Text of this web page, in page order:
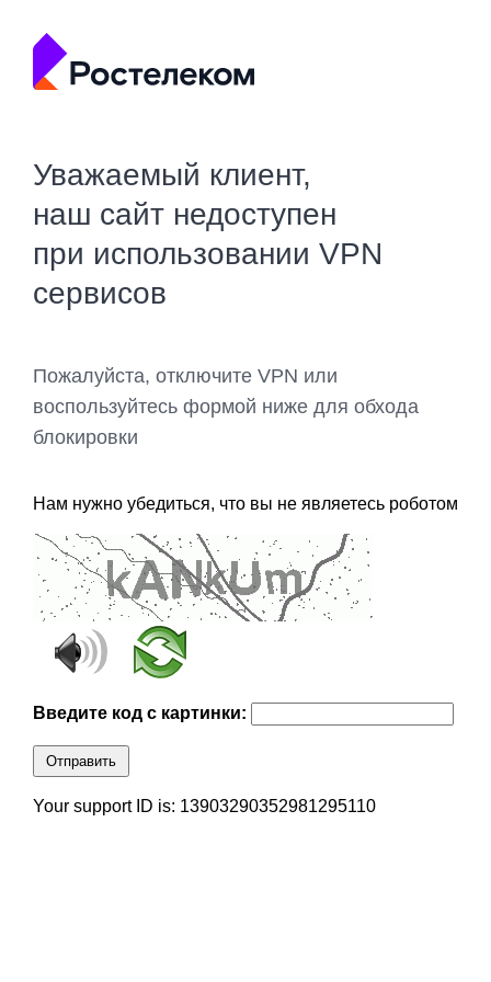
Уважаемый клиент,
наш сайт недоступен
при использовании VPN
сервисов
Пожалуйста, отключите VPN или
воспользуйтесь формой ниже для обхода
блокировки
Нам нужно убедиться, что вы не являетесь роботом
Введите код с картинки:
Отправить
Your support ID is: 13903290352981295110